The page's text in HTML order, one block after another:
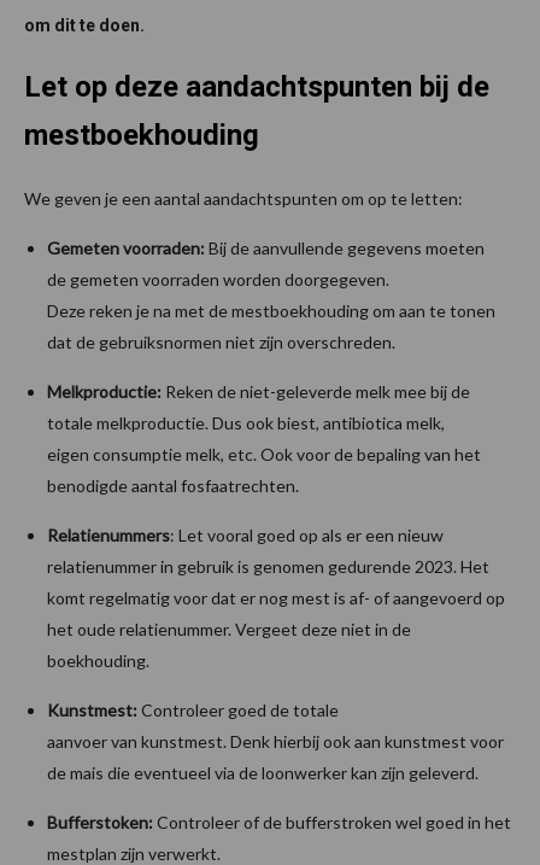
om dit te doen.
Let op deze aandachtspunten bij de
mestboekhouding
We geven je een aantal aandachtspunten om op te letten:
Gemeten voorraden: Bij de aanvullende gegevens moeten
de gemeten voorraden worden doorgegeven.
Deze reken je na met de mestboekhouding om aan te tonen
dat de gebruiksnormen niet zijn overschreden.
Melkproductie: Reken de niet-geleverde melk mee bij de
totale melkproductie. Dus ook biest, antibiotica melk,
eigen consumptie melk, etc. Ook voor de bepaling van het
benodigde aantal fosfaatrechten.
Relatienummers: Let vooral goed op als er een nieuw
relatienummer in gebruik is genomen gedurende 2023. Het
komt regelmatig voor dat er nog mest is af- of aangevoerd op
het oude relatienummer. Vergeet deze niet in de
boekhouding.
Kunstmest: Controleer goed de totale
aanvoer van kunstmest. Denk hierbij ook aan kunstmest voor
de mais die eventueel via de loonwerker kan zijn geleverd.
Bufferstoken: Controleer of de bufferstroken wel goed in het
mestplan zijn verwerkt.